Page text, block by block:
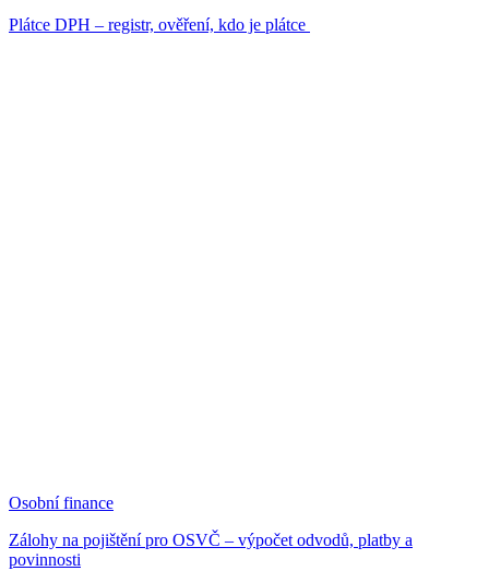
Plátce DPH – registr, ověření, kdo je plátce
Osobní finance
Zálohy na pojištění pro OSVČ – výpočet odvodů, platby a
povinnosti